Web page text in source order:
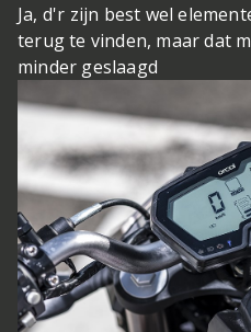
Ja, d'r zijn best wel
terug te vinden, maar dat
minder geslaagd